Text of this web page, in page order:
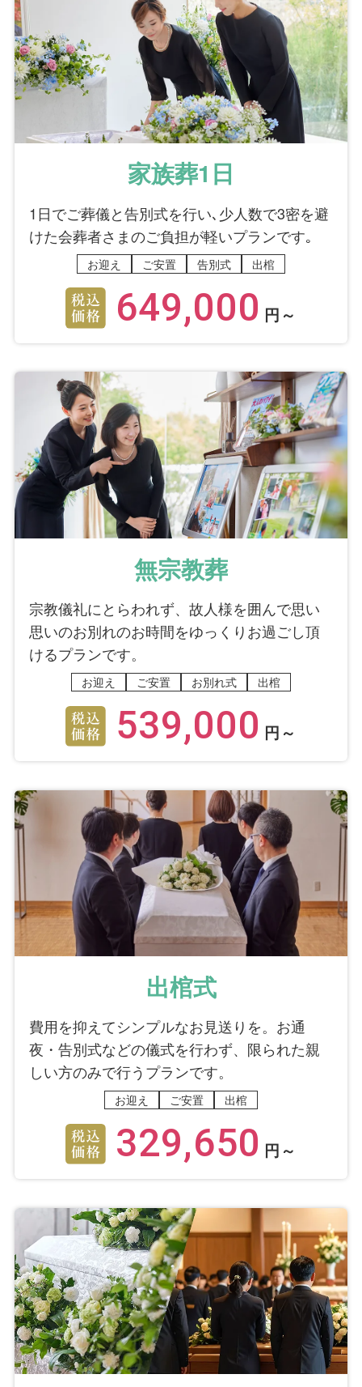
家族葬1日
1日でご葬儀と告別式を行い､少人数で3密を避
けた会葬者さまのご負担が軽いプランです｡
お迎え ご安置 告別式 出棺
649,000 円～
無宗教葬
宗教儀礼にとらわれず、故人様を囲んで思い
思いのお別れのお時間をゆっくりお過ごし頂
けるプランです。
お迎え ご安置 お別れ式 出棺
539,000 円～
出棺式
費用を抑えてシンプルなお見送りを。お通
夜・告別式などの儀式を行わず、限られた親
しい方のみで行うプランです。
お迎え ご安置 出棺
329,650 円～